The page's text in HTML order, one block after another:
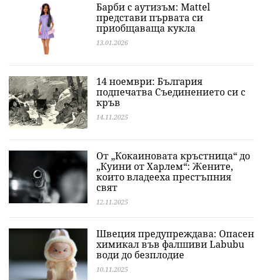
Барби с аутизъм: Mattel
представи първата си
приобщаваща кукла
13.01.2026
14 ноември: България
подпечатва Съединението си с
кръв
14.11.2025
От „Кокаиновата кръстница“ до
„Куини от Харлем“: Жените,
които владееха престъпния
свят
12.11.2025
Швеция предупреждава: Опасен
химикал във фалшиви Labubu
води до безплодие
10.11.2025